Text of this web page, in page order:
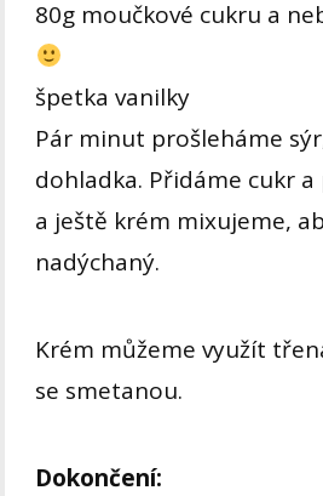
80g moučkové cukru a
špetka vanilky
Pár minut prošleháme
dohladka. Přidáme cukr
a ještě krém mixujeme,
nadýchaný.
Krém můžeme využít
se smetanou.
Dokončení: